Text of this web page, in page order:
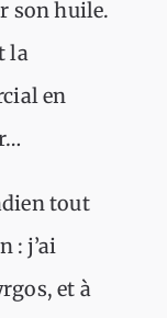
son huile.
la
en
tout
: j’ai
et à